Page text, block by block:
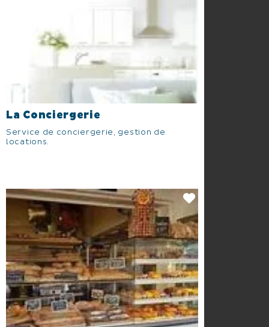
La Conciergerie
Service de conciergerie, gestion de
locations.